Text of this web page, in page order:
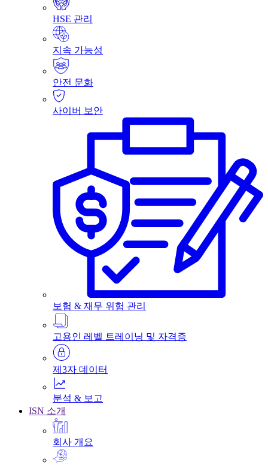
HSE 관리
지속 가능성
안전 문화
사이버 보안
보험 & 재무 위험 관리
고용인 레벨 트레이닝 및 자격증
제3자 데이터
분석 & 보고
ISN 소개
회사 개요